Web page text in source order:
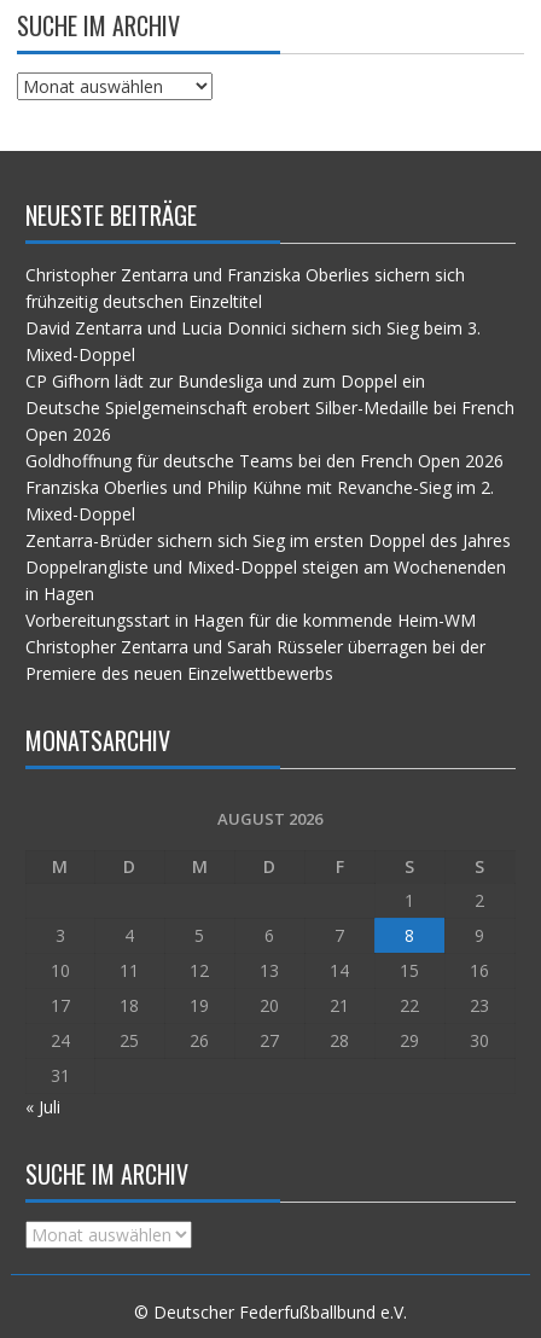
SUCHE IM ARCHIV
Suche
NEUESTE BEITRÄGE
Christopher Zentarra und Franziska Oberlies sichern sich
frühzeitig deutschen Einzeltitel
David Zentarra und Lucia Donnici sichern sich Sieg beim 3.
Mixed-Doppel
CP Gifhorn lädt zur Bundesliga und zum Doppel ein
Deutsche Spielgemeinschaft erobert Silber-Medaille bei French
Open 2026
Goldhoffnung für deutsche Teams bei den French Open 2026
Franziska Oberlies und Philip Kühne mit Revanche-Sieg im 2.
Mixed-Doppel
Zentarra-Brüder sichern sich Sieg im ersten Doppel des Jahres
Doppelrangliste und Mixed-Doppel steigen am Wochenenden
in Hagen
Vorbereitungsstart in Hagen für die kommende Heim-WM
Christopher Zentarra und Sarah Rüsseler überragen bei der
Premiere des neuen Einzelwettbewerbs
MONATSARCHIV
AUGUST 2026
M D M D F S
S
1
2
3
4 5 6 7 8
9
10
11 12 13 14 15
16
17
18 19 20 21 22
23
24
25 26 27 28 29
30
31
« Juli
SUCHE IM ARCHIV
Suche
© Deutscher Federfußballbund e.V.